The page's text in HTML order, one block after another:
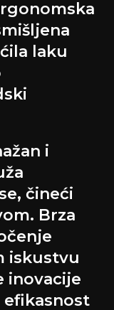
laku
i
čineći
Brza
iskustvu
inovacije